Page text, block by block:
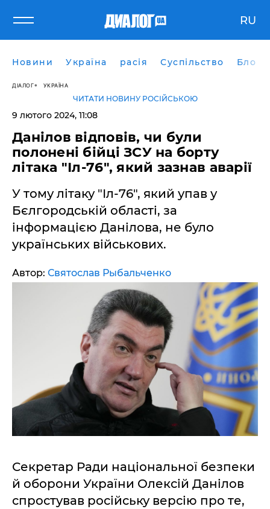
RU
Новини Україна расія Суспільство Блоги
ДІАЛОГ УКРАЇНА
ЧИТАТИ НОВИНУ РОСІЙСЬКОЮ
9 лютого 2024, 11:08
Данілов відповів, чи були
полонені бійці ЗСУ на борту
літака "Іл-76", який зазнав аварії
У тому літаку "Іл-76", який упав у
Бєлгородській області, за
інформацією Данілова, не було
українських військових.
Автор: Святослав Рыбальченко
Секретар Ради національної безпеки
й оборони України Олексій Данілов
спростував російську версію про те,